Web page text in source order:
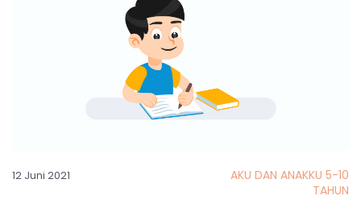
12 Juni 2021
AKU DAN ANAKKU 5-10
TAHUN